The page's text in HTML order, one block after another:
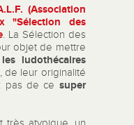
(Association
"Sélection des
. La Sélection des
objet de mettre
ludothécaires
de leur originalité
pas de ce super